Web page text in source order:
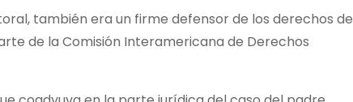
también era un firme defensor de los derechos de
de la Comisión Interamericana de Derechos